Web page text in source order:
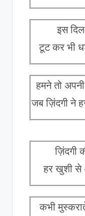
इस
टूट कर भी
हमने तो अपनी
जब ज़िंदगी ने
ज़िंदगी
हर खुशी से
कभी